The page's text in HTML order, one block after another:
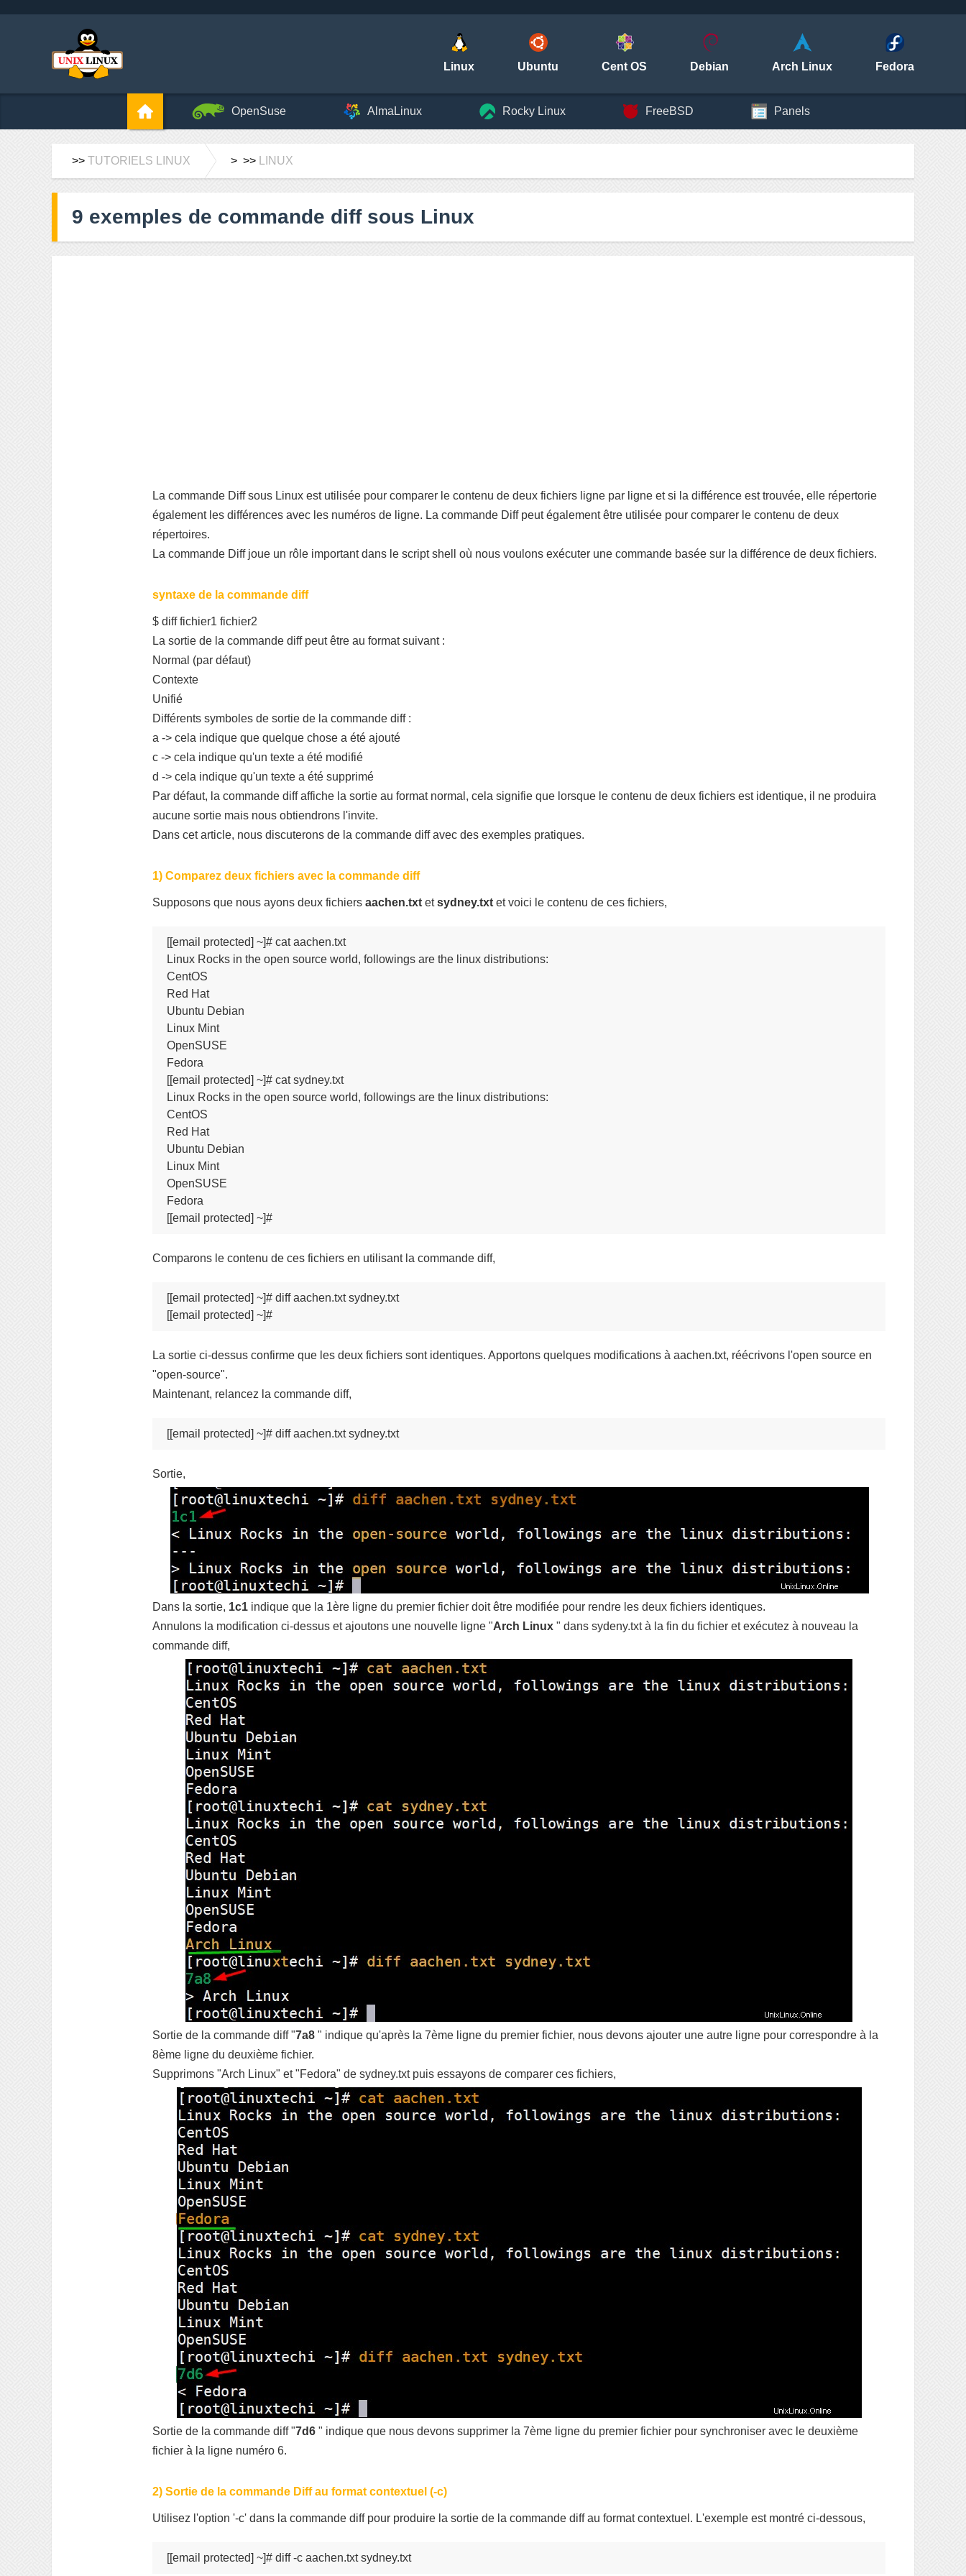
Linux Ubuntu Cent OS Debian Arch Linux Fedora
OpenSuse AlmaLinux Rocky Linux FreeBSD Panels
>> TUTORIELS LINUX > >> LINUX
9 exemples de commande diff sous Linux
La commande Diff sous Linux est utilisée pour comparer le contenu de deux fichiers ligne par ligne et si la différence est trouvée, elle répertorie
également les différences avec les numéros de ligne. La commande Diff peut également être utilisée pour comparer le contenu de deux
répertoires.
La commande Diff joue un rôle important dans le script shell où nous voulons exécuter une commande basée sur la différence de deux fichiers.
syntaxe de la commande diff
$ difffichier1 fichier2
La sortie de la commande diff peut être au format suivant :
Normal (par défaut)
Contexte
Unifié
Différents symboles de sortie de la commande diff :
a -> cela indique que quelque chose a été ajouté
c -> cela indique qu'un texte a été modifié
d -> cela indique qu'un texte a été supprimé
Par défaut, la commande diff affiche la sortie au format normal, cela signifie que lorsque le contenu de deux fichiers est identique, il ne produira
aucune sortie mais nous obtiendrons l'invite.
Dans cet article, nous discuterons de la commande diff avec des exemples pratiques.
1) Comparez deux fichiers avec la commande diff
Supposons que nous ayons deux fichiers aachen.txt etsydney.txt et voici le contenu de ces fichiers,
[[email protected] ~]# cat aachen.txt
Linux Rocks in the open source world, followings are the linux distributions:
CentOS
Red Hat
Ubuntu Debian
Linux Mint
OpenSUSE
Fedora
[[email protected] ~]# cat sydney.txt
Linux Rocks in the open source world, followings are the linux distributions:
CentOS
Red Hat
Ubuntu Debian
Linux Mint
OpenSUSE
Fedora
[[email protected] ~]#
Comparons le contenu de ces fichiers en utilisant la commande diff,
[[email protected] ~]# diff aachen.txt sydney.txt
[[email protected] ~]#
La sortie ci-dessus confirme que les deux fichiers sont identiques. Apportons quelques modifications à aachen.txt, réécrivons l'open source en
"open-source".
Maintenant, relancez la commande diff,
[[email protected] ~]# diff aachen.txt sydney.txt
Sortie,
Dans la sortie, 1c1 indique que la 1ère ligne du premier fichier doit être modifiée pour rendre les deux fichiers identiques.
Annulons la modification ci-dessus et ajoutons une nouvelle ligne "Arch Linux " dans sydeny.txt à la fin du fichier et exécutez à nouveau la
commande diff,
Sortie de la commande diff "7a8 " indique qu'après la 7ème ligne du premier fichier, nous devons ajouter une autre ligne pour correspondre à la
8ème ligne du deuxième fichier.
Supprimons "Arch Linux" et "Fedora" de sydney.txt puis essayons de comparer ces fichiers,
Sortie de la commande diff "7d6 " indique que nous devons supprimer la 7ème ligne du premier fichier pour synchroniser avec le deuxième
fichier à la ligne numéro 6.
2) Sortie de la commande Diff au format contextuel (-c)
Utilisez l'option '-c' dans la commande diff pour produire la sortie de la commande diff au format contextuel. L'exemple est montré ci-dessous,
[[email protected] ~]# diff -c aachen.txt sydney.txt